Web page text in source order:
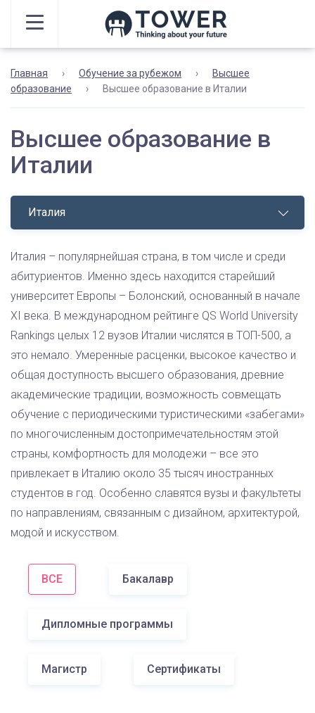
Главная › Обучение за рубежом ›
Высшее
образование
› Высшее образование в Италии
Высшее образование в
Италии
Италия
Италия – популярнейшая страна, в том числе и среди
абитуриентов. Именно здесь находится старейший
университет Европы – Болонский, основанный в начале
XI века. В международном рейтинге QS World University
Rankings целых 12 вузов Италии числятся в ТОП-500, а
это немало. Умеренные расценки, высокое качество и
общая доступность высшего образования, древние
академические традиции, возможность совмещать
обучение с периодическими туристическими «забегами»
по многочисленным достопримечательностям этой
страны, комфортность для молодежи – все это
привлекает в Италию около 35 тысяч иностранных
студентов в год. Особенно славятся вузы и факультеты
по направлениям, связанным с дизайном, архитектурой,
модой и искусством.
ВСЕ Бакалавр
Дипломные программы
Магистр Сертификаты